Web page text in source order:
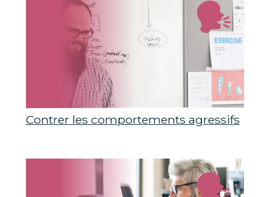
Contrer les comportements agressifs